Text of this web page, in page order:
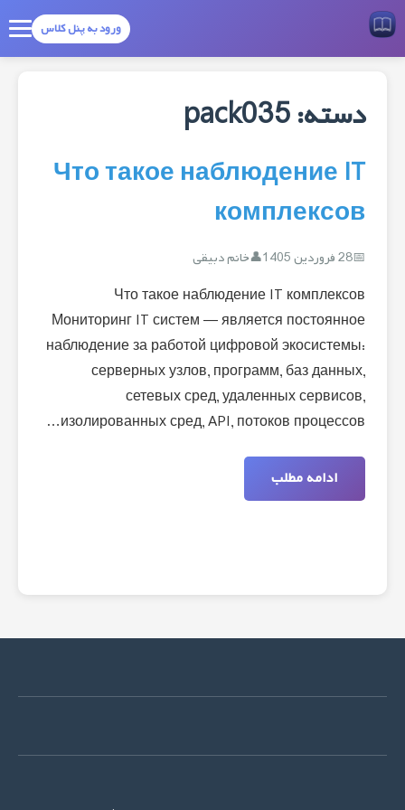
ورود به پنل کلاس
دسته:pack035
Что такое наблюдение IT
комплексов
28 فروردین 1405 خانم دبیقی
Что такое наблюдение IT комплексов
Мониторинг IT систем — является постоянное
наблюдение за работой цифровой экосистемы:
серверных узлов, программ, баз данных,
сетевых сред, удаленных сервисов,
изолированных сред, API, потоков процессов…
ادامه مطلب